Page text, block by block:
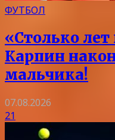
ФУТБОЛ
«Столько
Карпин
мальчика!
07.08.2026
21